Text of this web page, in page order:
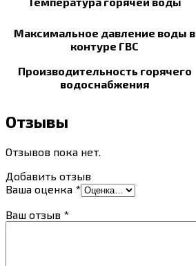
Максимальное давление воды в
контуре ГВС
Производительность горячего
водоснабжения
Отзывы
Отзывов пока нет.
Добавить отзыв
Ваша оценка *
Ваш отзыв *